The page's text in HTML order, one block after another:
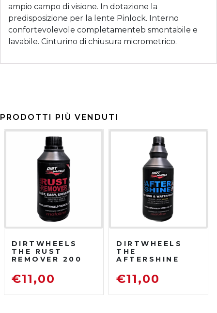
ampio campo di visione. In dotazione la
predisposizione per la lente Pinlock. Interno
confortevolevole completamenteb smontabile e
lavabile. Cinturino di chiusura micrometrico.
PRODOTTI PIÙ VENDUTI
DIRTWHEELS
THE RUST
REMOVER 200
DISOSSIDANTE
RIMUOVI
€11,00
DIRTWHEELS
THE
AFTERSHINE
PROTETTIVO
LUCIDANTE
€11,00